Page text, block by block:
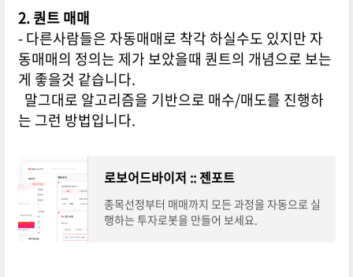
2. 퀀트 매매
- 다른사람들은 자동매매로 착각 하실수도 있지만 자
동매매의 정의는 제가 보았을때 퀀트의 개념으로 보는
게 좋을것 같습니다.
말그대로 알고리즘을 기반으로 매수/매도를 진행하
는 그런 방법입니다.
로보어드바이저 :: 젠포트
종목선정부터 매매까지 모든 과정을 자동으로 실
행하는 투자로봇을 만들어 보세요.